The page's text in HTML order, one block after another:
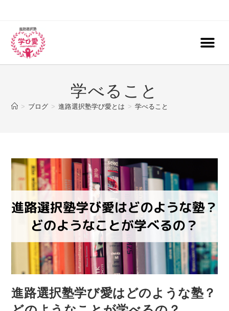
学べること
> ブログ > 進路選択塾学び愛とは > 学べること
進路選択塾学び愛はどのような塾？